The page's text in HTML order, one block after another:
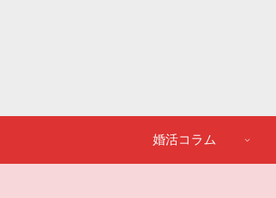
婚活コラム